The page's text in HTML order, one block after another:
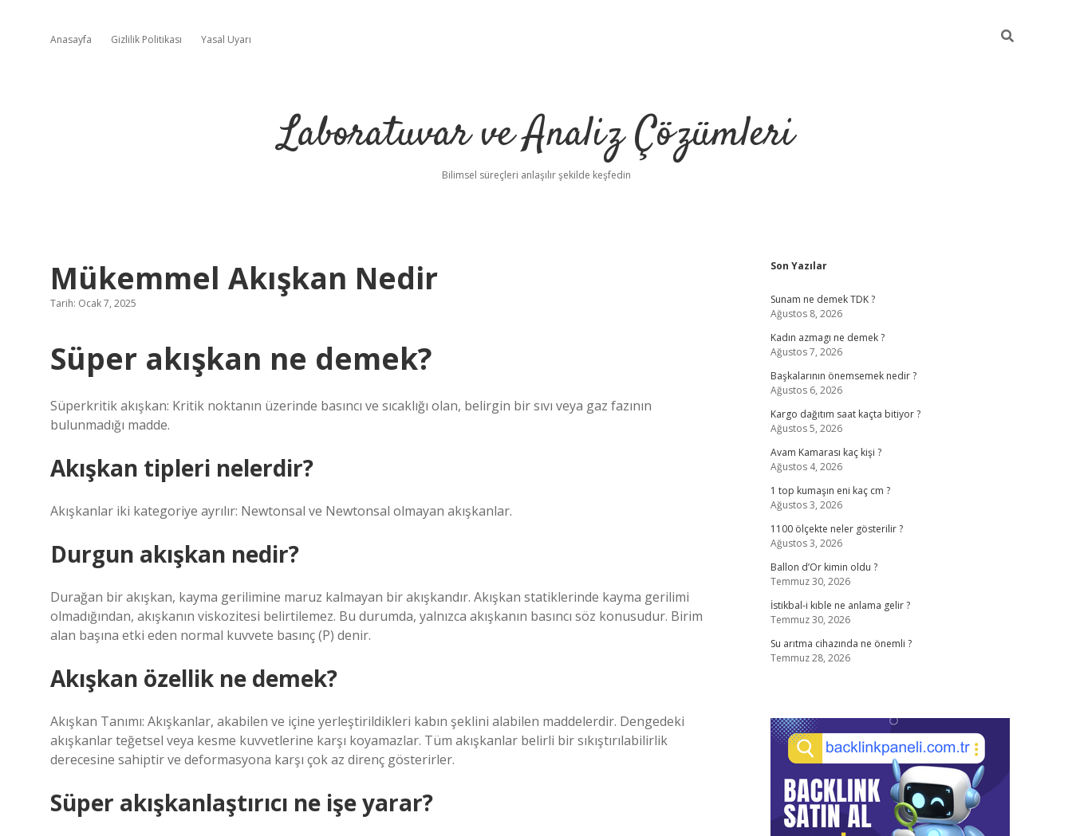
Anasayfa Gizlilik Politikası Yasal Uyarı
Laboratuvar ve Analiz Çözümleri
Bilimsel süreçleri anlaşılır şekilde keşfedin
Mükemmel Akışkan Nedir
Tarih: Ocak 7, 2025
Süper akışkan ne demek?
Süperkritik akışkan: Kritik noktanın üzerinde basıncı ve sıcaklığı olan, belirgin bir sıvı veya gaz fazının
bulunmadığı madde.
Akışkan tipleri nelerdir?
Akışkanlar iki kategoriye ayrılır: Newtonsal ve Newtonsal olmayan akışkanlar.
Durgun akışkan nedir?
Durağan bir akışkan, kayma gerilimine maruz kalmayan bir akışkandır. Akışkan statiklerinde kayma gerilimi
olmadığından, akışkanın viskozitesi belirtilemez. Bu durumda, yalnızca akışkanın basıncı söz konusudur. Birim
alan başına etki eden normal kuvvete basınç (P) denir.
Akışkan özellik ne demek?
Akışkan Tanımı: Akışkanlar, akabilen ve içine yerleştirildikleri kabın şeklini alabilen maddelerdir. Dengedeki
akışkanlar teğetsel veya kesme kuvvetlerine karşı koyamazlar. Tüm akışkanlar belirli bir sıkıştırılabilirlik
derecesine sahiptir ve deformasyona karşı çok az direnç gösterirler.
Süper akışkanlaştırıcı ne işe yarar?
Sidebar
Son Yazılar
Sunam ne demek TDK ?
Ağustos 8, 2026
Kadın azmagı ne demek ?
Ağustos 7, 2026
Başkalarının önemsemek nedir ?
Ağustos 6, 2026
Kargo dağıtım saat kaçta bitiyor ?
Ağustos 5, 2026
Avam Kamarası kaç kişi ?
Ağustos 4, 2026
1 top kumaşın eni kaç cm ?
Ağustos 3, 2026
1100 ölçekte neler gösterilir ?
Ağustos 3, 2026
Ballon d’Or kimin oldu ?
Temmuz 30, 2026
İstikbal-i kıble ne anlama gelir ?
Temmuz 30, 2026
Su arıtma cihazında ne önemli ?
Temmuz 28, 2026